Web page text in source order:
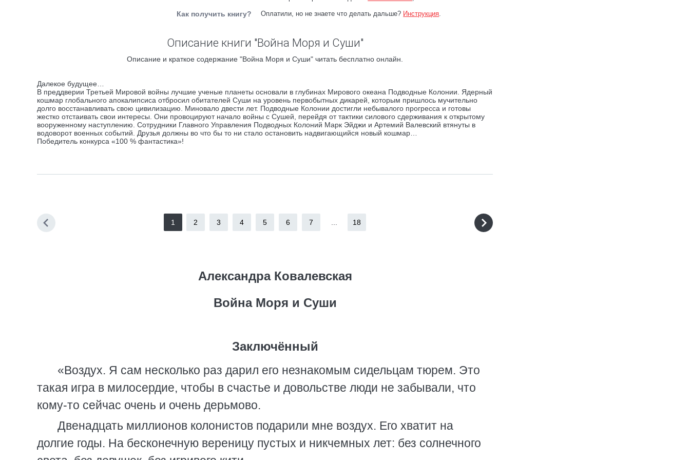
Как получить книгу? Оплатили, но не знаете что делать дальше? Инструкция.
Описание книги "Война Моря и Суши"
Описание и краткое содержание "Война Моря и Суши" читать бесплатно онлайн.
Далекое будущее…
В преддверии Третьей Мировой войны лучшие ученые планеты основали в глубинах Мирового океана Подводные Колонии. Ядерный
кошмар глобального апокалипсиса отбросил обитателей Суши на уровень первобытных дикарей, которым пришлось мучительно
долго восстанавливать свою цивилизацию. Миновало двести лет. Подводные Колонии достигли небывалого прогресса и готовы
жестко отстаивать свои интересы. Они провоцируют начало войны с Сушей, перейдя от тактики силового сдерживания к открытому
вооруженному наступлению. Сотрудники Главного Управления Подводных Колоний Марк Эйджи и Артемий Валевский втянуты в
водоворот военных событий. Друзья должны во что бы то ни стало остановить надвигающийся новый кошмар…
Победитель конкурса «100 % фантастика»!
1 2 3 4 5 6 7 18
Александра Ковалевская
Война Моря и Суши
Заключённый
«Воздух. Я сам несколько раз дарил его незнакомым сидельцам тюрем. Это
такая игра в милосердие, чтобы в счастье и довольстве люди не забывали, что
кому-то сейчас очень и очень дерьмово.
Двенадцать миллионов колонистов подарили мне воздух. Его хватит на
долгие годы. На бесконечную вереницу пустых и никчемных лет: без солнечного